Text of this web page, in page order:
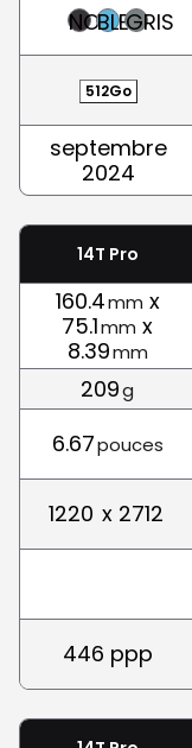
NOIRBLEUGRIS
512Go
septembre
2024
14T Pro
160.4mm x
75.1mm x
8.39mm
209g
6.67pouces
1220 x 2712
446 ppp